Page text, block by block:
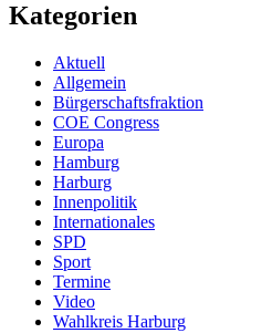
Kategorien
Aktuell
Allgemein
Bürgerschaftsfraktion
COE Congress
Europa
Hamburg
Harburg
Innenpolitik
Internationales
SPD
Sport
Termine
Video
Wahlkreis Harburg